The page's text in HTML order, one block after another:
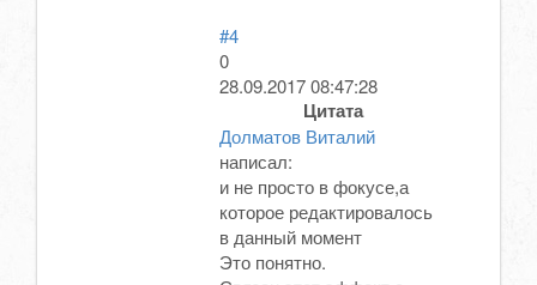
#4
0
28.09.2017 08:47:28
Цитата
Долматов Виталий
написал:
и не просто в фокусе,а
которое редактировалось
в данный момент
Это понятно.